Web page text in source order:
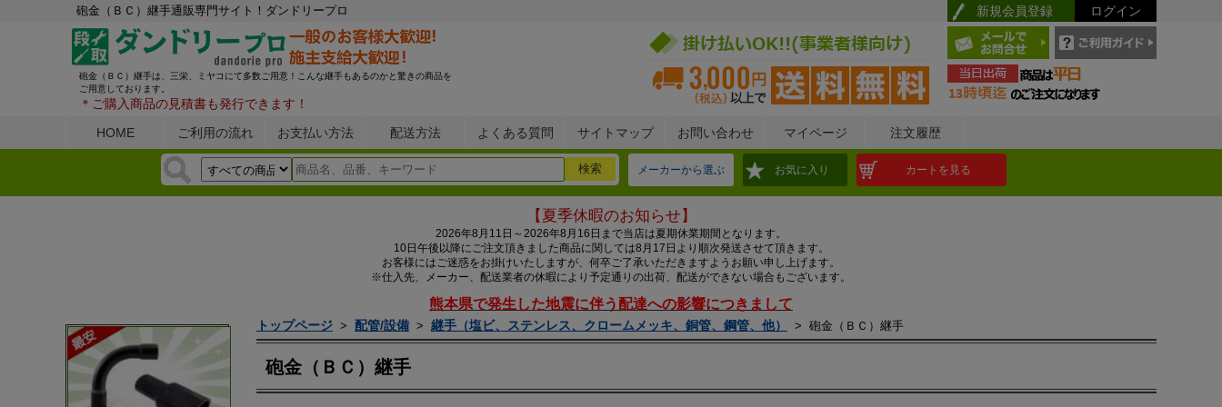
砲金（ＢＣ）継手通販専門サイト！ダンドリープロ 新規会員登録 ログイン
砲金（ＢＣ）継手は、三栄、ミヤコにて多数ご用意！こんな継手もあるのかと驚きの商品を
ご用意しております。
＊ご購入商品の見積書も発行できます！
HOME
ご利用の流れ お支払い方法 配送方法 よくある質問 サイトマップ お問い合わせ マイページ 注文履歴
メーカーから選ぶ お気に入り カートを見る
【夏季休暇のお知らせ】
2026年8月11日～2026年8月16日まで当店は夏期休業期間となります。
10日午後以降にご注文頂きました商品に関しては8月17日より順次発送させて頂きます。
お客様にはご迷惑をお掛けいたしますが、何卒ご了承いただきますようお願い申し上げます。
※仕入先、メーカー、配送業者の休暇により予定通りの出荷、配送ができない場合もございます。
熊本県で発生した地震に伴う配達への影響につきまして
トップページ > 配管/設備 > 継手（塩ビ、ステンレス、クロームメッキ、銅管、鋼管、他） > 砲金（ＢＣ）継手
砲金（ＢＣ）継手